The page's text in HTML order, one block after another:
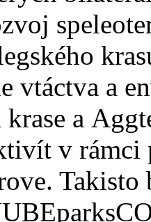
vtáctva a
a
v